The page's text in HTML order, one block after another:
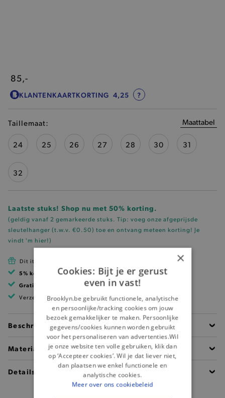
85,-
KLANTENKAARTKORTING 4,25 ?
Taillemaat: Maattabel
24 25 26 27 28 30 31
32
Laatste stuks! Shop nu met 50% korting.
(geldig vanaf 2 gemarkeerde stuks. Tip: voeg onze afgeprijsde
sleutelhanger (t.w.v. €0.50) toe en ontvang meteen korting! Je
vindt 'm hier!)
Dit item is betaalbaar met Cadeau Pass
5% korting met klantenkaart
Gratis verzending
vanaf 99 EUR
Verzending binnen 1 à 2 werkdagen
Beschrijving
Materiaal
Details
×
Cookies: Bijt je er gerust
even in vast!
Brooklyn.be gebruikt functionele, analytische
en persoonlijke/tracking cookies om jouw
bezoek gemakkelijker te maken. Persoonlijke
gegevens/cookies kunnen worden gebruikt
voor het personaliseren van advertenties.Wil
je onze website ten volle gebruiken, klik dan
op ‘Accepteer cookies’. Wil je dat liever niet,
dan plaatsen we enkel functionele en
analytische cookies.
Meer over ons cookiebeleid